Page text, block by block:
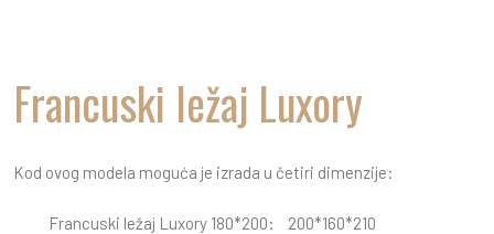
Francuski ležaj Luxory
Kod ovog modela moguća je izrada u četiri dimenzije:
Francuski ležaj Luxory 180*200: 200*160*210